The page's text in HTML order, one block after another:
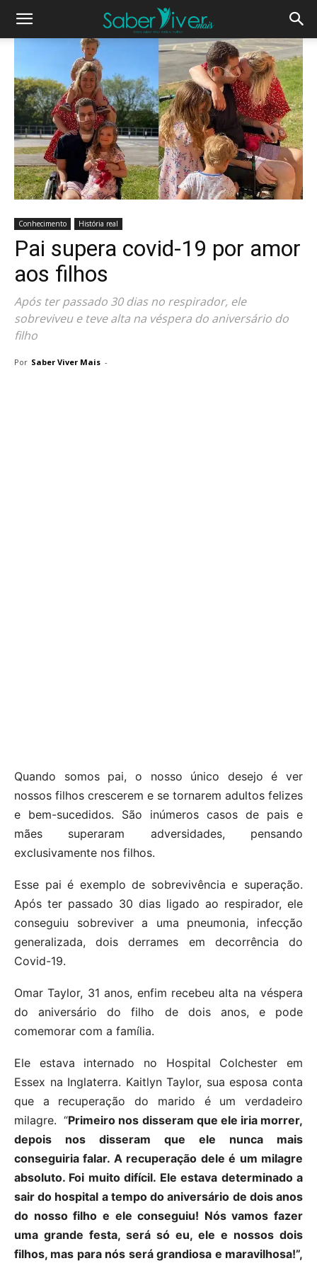
Conhecimento História real
Pai supera covid-19 por amor
aos filhos
Após ter passado 30 dias no respirador, ele
sobreviveu e teve alta na véspera do aniversário do
filho
Por Saber Viver Mais -
Quando somos pai, o nosso único desejo é ver
nossos filhos crescerem e se tornarem adultos felizes
e bem-sucedidos. São inúmeros casos de pais e
mães superaram adversidades, pensando
exclusivamente nos filhos.
Esse pai é exemplo de sobrevivência e superação.
Após ter passado 30 dias ligado ao respirador, ele
conseguiu sobreviver a uma pneumonia, infecção
generalizada, dois derrames em decorrência do
Covid-19.
Omar Taylor, 31 anos, enfim recebeu alta na véspera
do aniversário do filho de dois anos, e pode
comemorar com a família.
Ele estava internado no Hospital Colchester em
Essex na Inglaterra. Kaitlyn Taylor, sua esposa conta
que a recuperação do marido é um verdadeiro
milagre. “Primeiro nos disseram que ele iria morrer,
depois nos disseram que ele nunca mais
conseguiria falar. A recuperação dele é um milagre
absoluto. Foi muito difícil. Ele estava determinado a
sair do hospital a tempo do aniversário de dois anos
do nosso filho e ele conseguiu! Nós vamos fazer
uma grande festa, será só eu, ele e nossos dois
filhos, mas para nós será grandiosa e maravilhosa!”,